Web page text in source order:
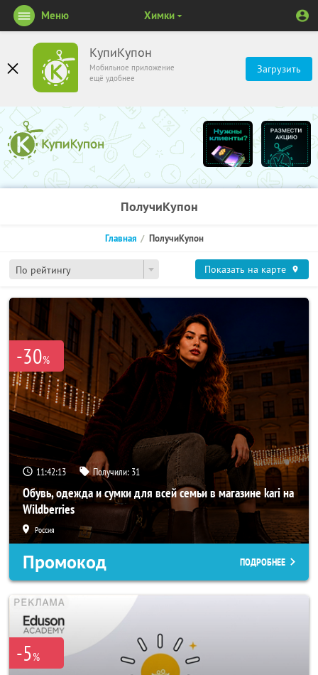
КупиКупон
Мобильное приложение
ещё удобнее
Загрузить
Меню Химки
ПолучиКупон
По рейтингу
Главная ПолучиКупон
Показать на карте
-30%
11:42:11 Получили: 31
Обувь, одежда и сумки для всей семьи в магазине kari на
Wildberries
Россия
Промокод ПОДРОБНЕЕ
-5%